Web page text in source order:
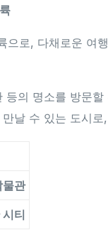
으로, 다채로운 여
의 명소를 방문할
날 수 있는 도시
물관
티